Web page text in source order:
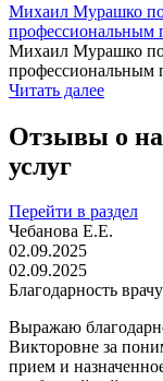
Михаил Мурашко
профессиональным
Михаил Мурашко
профессиональным
Читать далее
Отзывы о
услуг
Перейти в раздел
Чебанова Е.Е.
02.09.2025
02.09.2025
Благодарность
Выражаю
Викторовне за
прием и